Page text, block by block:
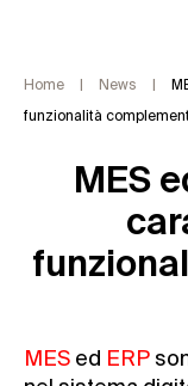
Home | News |
funzionalità
MES
MES ed ERP